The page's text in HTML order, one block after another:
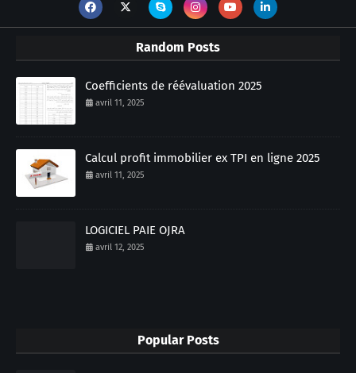
Random Posts
Coefficients de réévaluation 2025
avril 11, 2025
Calcul profit immobilier ex TPI en ligne 2025
avril 11, 2025
LOGICIEL PAIE OJRA
avril 12, 2025
Popular Posts